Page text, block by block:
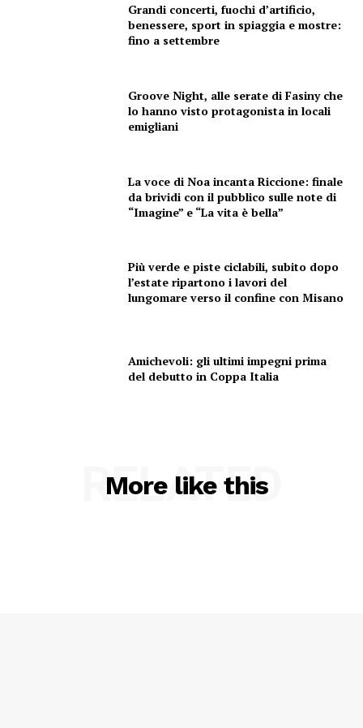
Grandi concerti, fuochi d’artificio,
benessere, sport in spiaggia e mostre:
fino a settembre
Groove Night, alle serate di Fasiny che
lo hanno visto protagonista in locali
emigliani
La voce di Noa incanta Riccione: finale
da brividi con il pubblico sulle note di
“Imagine” e “La vita è bella”
Più verde e piste ciclabili, subito dopo
l’estate ripartono i lavori del
lungomare verso il confine con Misano
Amichevoli: gli ultimi impegni prima
del debutto in Coppa Italia
More like this
RELATED